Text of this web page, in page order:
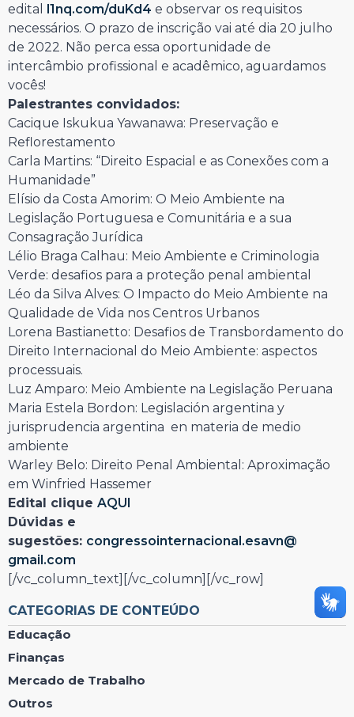
edital l1nq.com/duKd4 e observar os requisitos
necessários. O prazo de inscrição vai até dia 20 julho
de 2022. Não perca essa oportunidade de
intercâmbio profissional e acadêmico, aguardamos
vocês!
Palestrantes convidados:
Cacique Iskukua Yawanawa: Preservação e
Reflorestamento
Carla Martins: “Direito Espacial e as Conexões com a
Humanidade”
Elísio da Costa Amorim: O Meio Ambiente na
Legislação Portuguesa e Comunitária e a sua
Consagração Jurídica
Lélio Braga Calhau: Meio Ambiente e Criminologia
Verde: desafios para a proteção penal ambiental
Léo da Silva Alves: O Impacto do Meio Ambiente na
Qualidade de Vida nos Centros Urbanos
Lorena Bastianetto: Desafios de Transbordamento do
Direito Internacional do Meio Ambiente: aspectos
processuais.
Luz Amparo: Meio Ambiente na Legislação Peruana
Maria Estela Bordon: Legislación argentina y
jurisprudencia argentina en materia de medio
ambiente
Warley Belo: Direito Penal Ambiental: Aproximação
em Winfried Hassemer
Edital clique AQUI
Dúvidas e
sugestões: congressointernacional.esavn@
gmail.com
[/vc_column_text][/vc_column][/vc_row]
CATEGORIAS DE CONTEÚDO
Educação
Finanças
Mercado de Trabalho
Outros